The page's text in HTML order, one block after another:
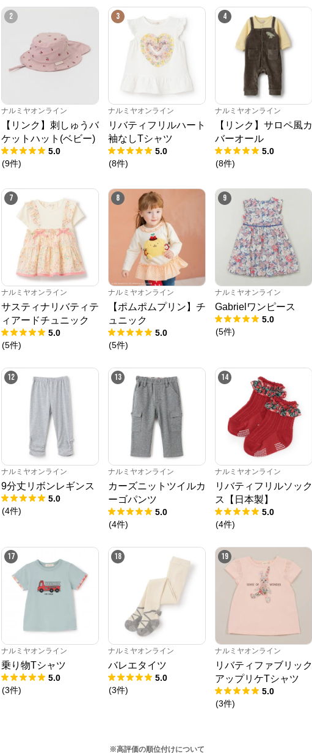
2
ナルミヤオンライン
【リンク】刺しゅうバ
ケットハット(ベビー)
5.0
(9件)
3
ナルミヤオンライン
リバティフリルハート
袖なしTシャツ
5.0
(8件)
4
ナルミヤオンライン
【リンク】サロペ風カ
バーオール
5.0
(8件)
7
ナルミヤオンライン
サスティナリバティテ
ィアードチュニック
5.0
(5件)
8
ナルミヤオンライン
【ポムポムプリン】チ
ュニック
5.0
(5件)
9
ナルミヤオンライン
Gabrielワンピース
5.0
(5件)
12
ナルミヤオンライン
9分丈リボンレギンス
5.0
(4件)
13
ナルミヤオンライン
カーズニットツイルカ
ーゴパンツ
5.0
(4件)
14
ナルミヤオンライン
リバティフリルソック
ス【日本製】
5.0
(4件)
17
ナルミヤオンライン
乗り物Tシャツ
5.0
(3件)
18
ナルミヤオンライン
バレエタイツ
5.0
(3件)
19
ナルミヤオンライン
リバティファブリック
アップリケTシャツ
5.0
(3件)
※高評価の順位付けについて
ナルミヤオンライン公式通販ショップ。人気子供服メゾピアノ、プティマイ
ン、ラブトキシック、アナスイミニ等、全ブランド、全商品をご覧いただけま